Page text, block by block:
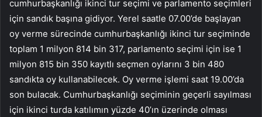
cumhurbaşkanlığı ikinci tur seçimi ve parlamento seçimleri
için sandık başına gidiyor. Yerel saatle 07.00’de başlayan
oy verme sürecinde cumhurbaşkanlığı ikinci tur seçiminde
toplam 1 milyon 814 bin 317, parlamento seçimi için ise 1
milyon 815 bin 350 kayıtlı seçmen oylarını 3 bin 480
sandıkta oy kullanabilecek. Oy verme işlemi saat 19.00’da
son bulacak. Cumhurbaşkanlığı seçiminin geçerli sayılması
için ikinci turda katılımın yüzde 40’ın üzerinde olması